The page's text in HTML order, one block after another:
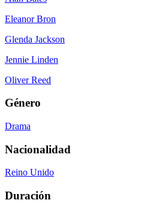
Eleanor Bron
Glenda Jackson
Jennie Linden
Oliver Reed
Género
Drama
Nacionalidad
Reino Unido
Duración